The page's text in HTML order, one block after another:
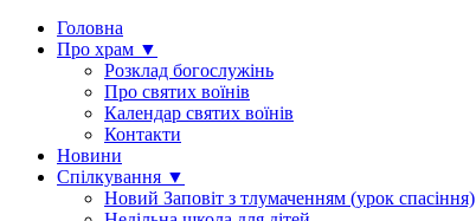
Головна
Про храм ▼
Розклад богослужінь
Про святих воїнів
Календар святих воїнів
Контакти
Новини
Спілкування ▼
Новий Заповіт з тлумаченням (урок спасіння)